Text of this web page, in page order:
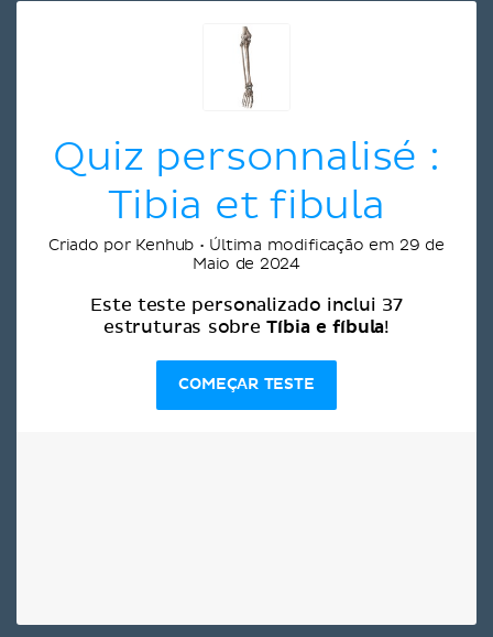
Quiz personnalisé :
Tibia et fibula
Criado por Kenhub • Última modificação em 29 de
Maio de 2024
Este teste personalizado inclui 37
estruturas sobreTíbia e fíbula!
COMEÇAR TESTE